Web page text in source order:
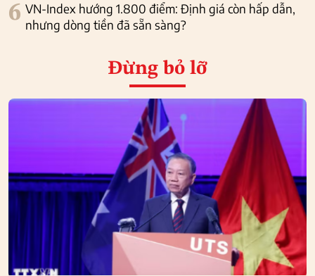
6 VN-Index hướng 1.800 điểm: Định giá còn hấp dẫn,
nhưng dòng tiền đã sẵn sàng?
Đừng bỏ lỡ